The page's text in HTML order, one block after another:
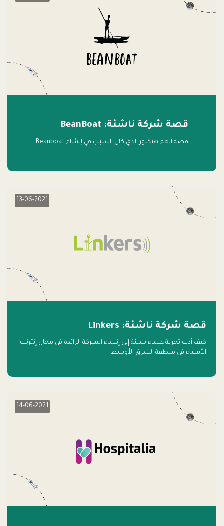
قصة شركة ناشئة: BeanBoat
قصة العم هيكتور الذي كان السبب في إنشاء Beanboat
13-06-2021
قصة شركة ناشئة: Linkers
كيف أدت تجربة عشاء سيئة إلى إنشاء الشركة الرائدة في مجال إنترنت
الأشياء في منطقة الشرق الأوسط
14-06-2021